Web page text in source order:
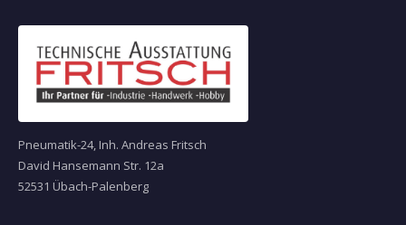
Pneumatik-24, Inh. Andreas Fritsch
David Hansemann Str. 12a
52531 Übach-Palenberg